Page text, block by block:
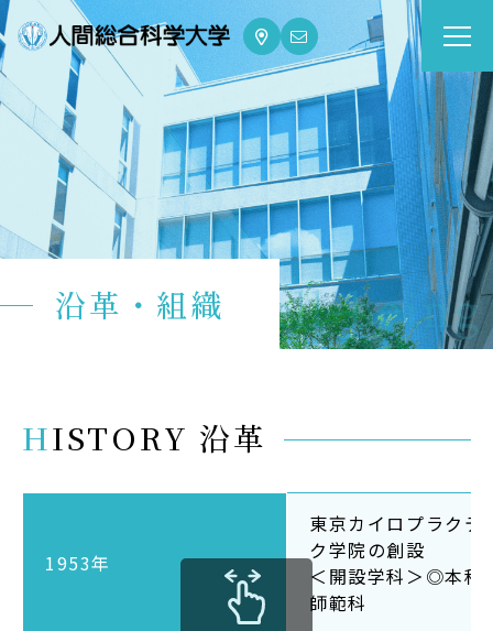
大学案内
Guide
学部・大学院
Department
資格・就職
School Life
入学案内
入試イベント
for Well-being
沿革・組織
HISTORY 沿革
1953年
東京カイロプラクテ
ク学院の創設
＜開設学科＞◎本
師範科